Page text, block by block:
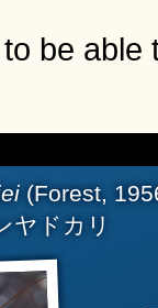
be able
(Forest,
ヤドカリ